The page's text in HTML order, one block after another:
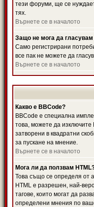
тези форуми, ще се
тях.
Върнете се в началото
Защо не мога да
Само регистрирани
все пак не можете да
Върнете се в началото
Какво е BBCode?
BBCode е специална
това, можете да
затворени в квадратни
за пускане на мнение.
Върнете се в началото
Мога ли да ползвам
Това също се определя от
HTML е разрешен, най-
тагове, които могат да
определени мнения по